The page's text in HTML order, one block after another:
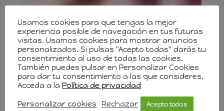
Usamos cookies para que tengas la mejor
experiencia posible de navegación en tus futuras
visitas. Usamos cookies para mostrar anuncios
personalizados. Si pulsas "Acepto todas" darás tu
consentimiento al uso de todas las cookies.
También puedes pulsar en Personalizar Cookies
para dar tu consentimiento a las que consideres.
Acceda a la Política de privacidad
Personalizar cookies Rechazar Acepto todas